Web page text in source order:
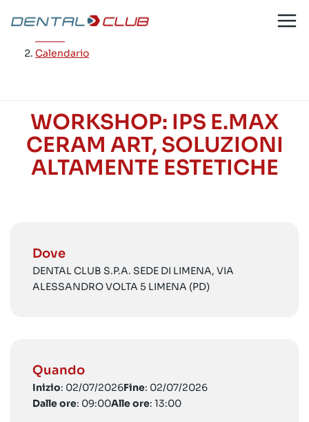
contenuto
Calendario
WORKSHOP: IPS E.MAX
CERAM ART, SOLUZIONI
ALTAMENTE ESTETICHE
Dove
DENTAL CLUB S.P.A. SEDE DI LIMENA, VIA
ALESSANDRO VOLTA 5 LIMENA (PD)
Quando
Inizio: 02/07/2026Fine: 02/07/2026
Dalle ore: 09:00Alle ore: 13:00